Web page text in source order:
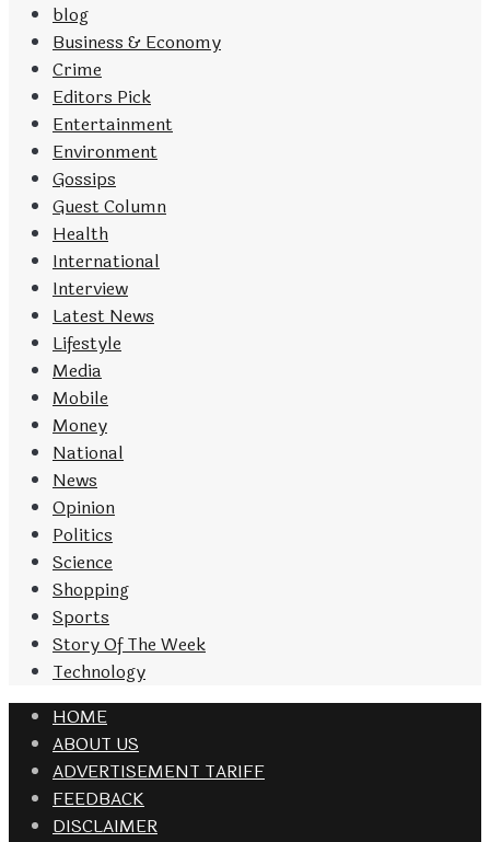
blog
Business & Economy
Crime
Editors Pick
Entertainment
Environment
Gossips
Guest Column
Health
International
Interview
Latest News
Lifestyle
Media
Mobile
Money
National
News
Opinion
Politics
Science
Shopping
Sports
Story Of The Week
Technology
HOME
ABOUT US
ADVERTISEMENT TARIFF
FEEDBACK
DISCLAIMER